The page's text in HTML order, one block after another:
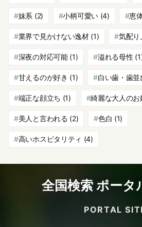
妹系 (2) 小柄可愛い(4) 恵
業界で見かけない逸材(1) 気配り
深夜の対応可能(1) 溢れる母性
甘えるのが好き (1) 白い歯・歯並
端正な顔立ち (1) 綺麗な大人のお
美人と言われる (2) 色白 (1)
高いホスピタリティ (4)
全国検索 ポータ
PORTAL